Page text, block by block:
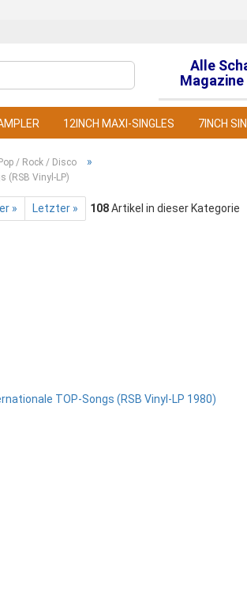
SpracheAlle
12INCH MAXI-SINGLES 7INCH
Pop / Rock / Disco »
(RSB Vinyl-LP)
» Letzter » 108Artikel in dieser Kategorie